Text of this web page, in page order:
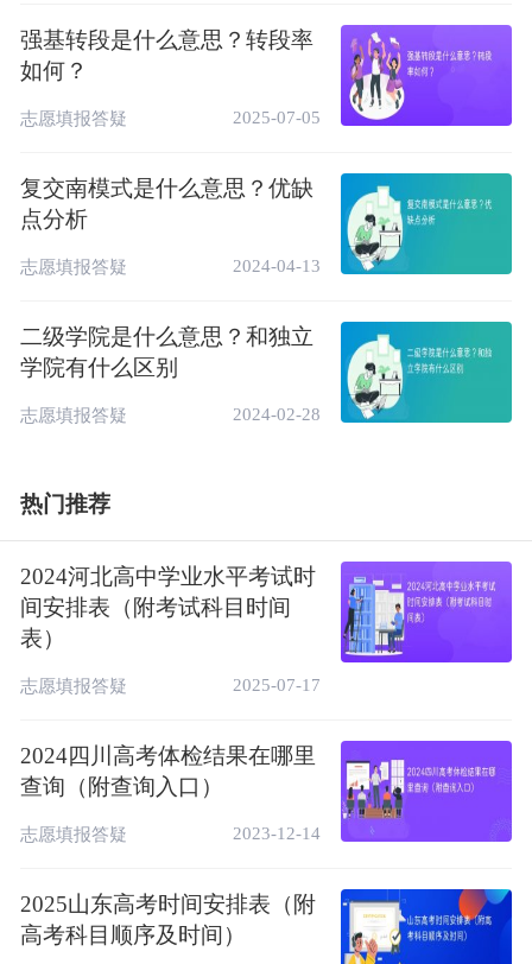
强基转段是什么意思？转段率
如何？
志愿填报答疑 2025-07-05
复交南模式是什么意思？优缺
点分析
志愿填报答疑 2024-04-13
二级学院是什么意思？和独立
学院有什么区别
志愿填报答疑 2024-02-28
热门推荐
2024河北高中学业水平考试时
间安排表（附考试科目时间
表）
志愿填报答疑 2025-07-17
2024四川高考体检结果在哪里
查询（附查询入口）
志愿填报答疑 2023-12-14
2025山东高考时间安排表（附
高考科目顺序及时间）